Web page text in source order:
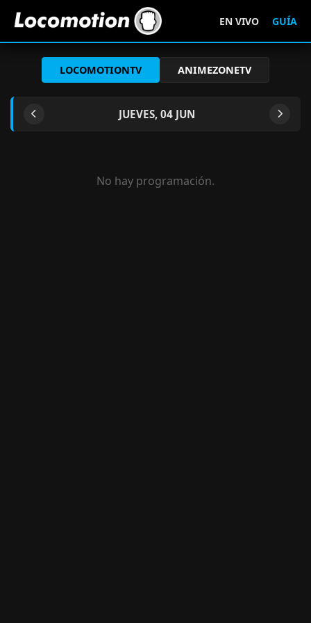
EN VIVO GUÍA
LOCOMOTIONTV ANIMEZONETV
JUEVES, 04 JUN
No hay programación.